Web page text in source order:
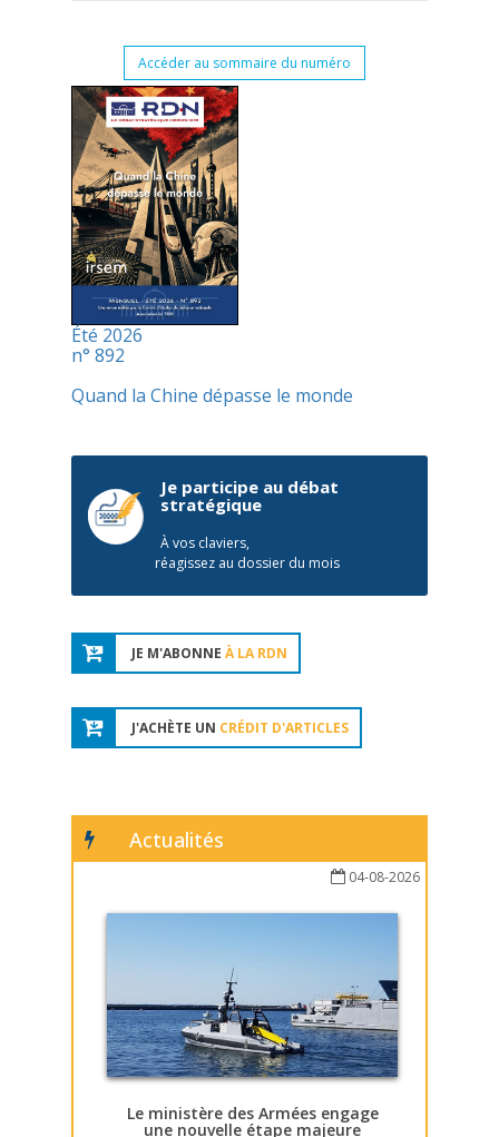
Accéder au sommaire du numéro
Été 2026
n° 892
Quand la Chine dépasse le monde
Je participe au débat
stratégique
À vos claviers,
réagissez au dossier du mois
JE M'ABONNE À LA RDN
J'ACHÈTE UN CRÉDIT D'ARTICLES
Actualités
04-08-2026
Le ministère des Armées engage
une nouvelle étape majeure